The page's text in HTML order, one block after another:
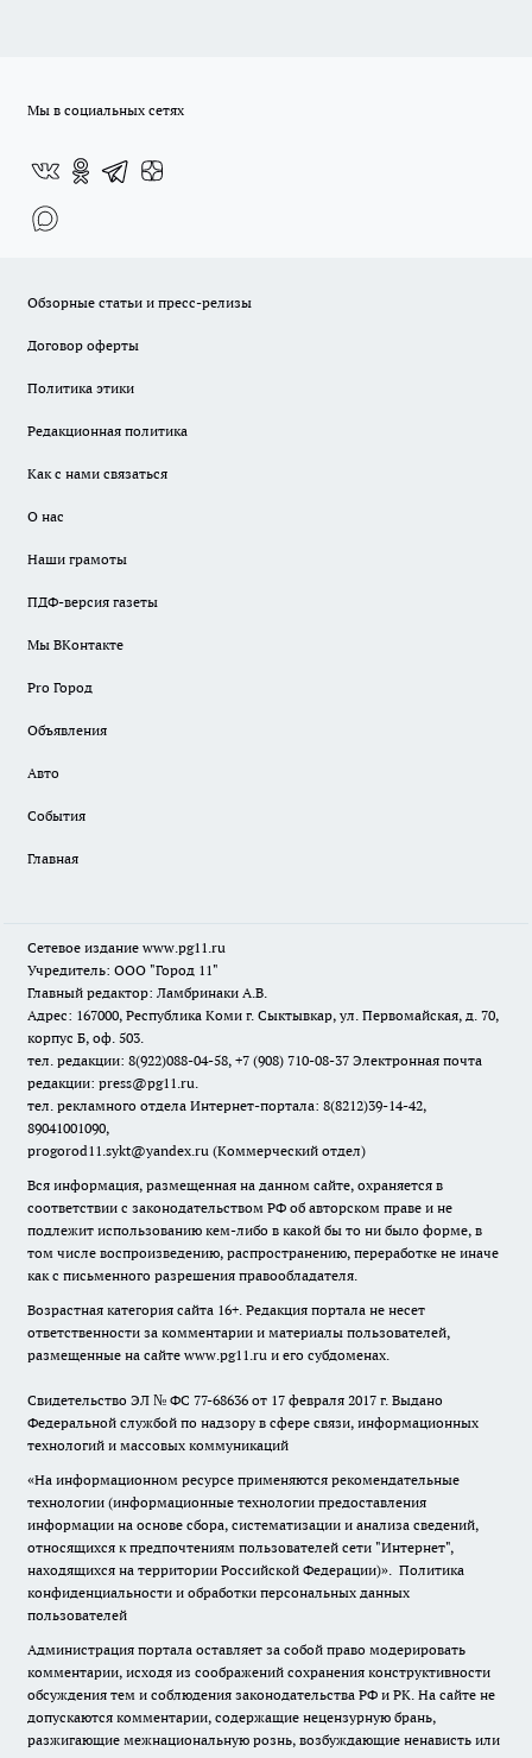
Мы в социальных сетях
Обзорные статьи и пресс-релизы
Договор оферты
Политика этики
Редакционная политика
Как с нами связаться
О нас
Наши грамоты
ПДФ-версия газеты
Мы ВКонтакте
Pro Город
Объявления
Авто
События
Главная
Сетевое издание www.pg11.ru
Учредитель: ООО "Город 11"
Главный редактор: Ламбринаки А.В.
Адрес: 167000, Республика Коми г. Сыктывкар, ул. Первомайская, д. 70,
корпус Б, оф. 503.
тел. редакции: 8(922)088-04-58, +7 (908) 710-08-37 Электронная почта
редакции: press@pg11.ru.
тел. рекламного отдела Интернет-портала: 8(8212)39-14-42,
89041001090,
progorod11.sykt@yandex.ru (Коммерческий отдел)
Вся информация, размещенная на данном сайте, охраняется в
соответствии с законодательством РФ об авторском праве и не
подлежит использованию кем-либо в какой бы то ни было форме, в
том числе воспроизведению, распространению, переработке не иначе
как с письменного разрешения правообладателя.
Возрастная категория сайта 16+. Редакция портала не несет
ответственности за комментарии и материалы пользователей,
размещенные на сайте www.pg11.ru и его субдоменах.
Свидетельство ЭЛ № ФС 77-68636 от 17 февраля 2017 г. Выдано
Федеральной службой по надзору в сфере связи, информационных
технологий и массовых коммуникаций
«На информационном ресурсе применяются рекомендательные
технологии (информационные технологии предоставления
информации на основе сбора, систематизации и анализа сведений,
относящихся к предпочтениям пользователей сети "Интернет",
находящихся на территории Российской Федерации)». Политика
конфиденциальности и обработки персональных данных
пользователей
Администрация портала оставляет за собой право модерировать
комментарии, исходя из соображений сохранения конструктивности
обсуждения тем и соблюдения законодательства РФ и РК. На сайте не
допускаются комментарии, содержащие нецензурную брань,
разжигающие межнациональную рознь, возбуждающие ненависть или